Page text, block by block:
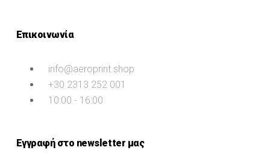
Επικοινωνία
info@aeroprint.shop
+30 2313 252 001
10:00 - 16:00
Εγγραφή στο newsletter μας